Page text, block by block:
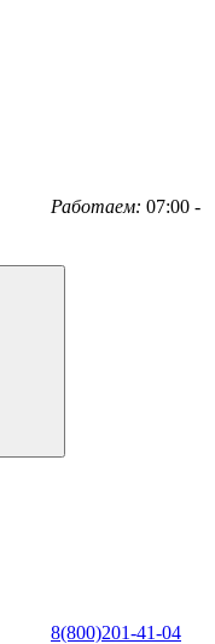
Работаем: 07:00 -
8(800)201-41-04